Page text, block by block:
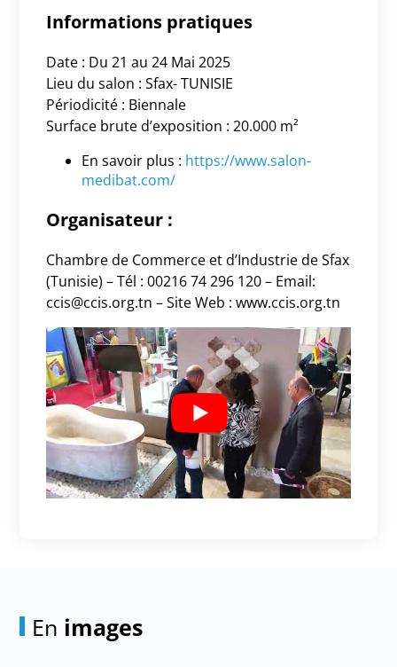
Informations pratiques
Date : Du 21 au 24 Mai 2025
Lieu du salon : Sfax- TUNISIE
Périodicité : Biennale
Surface brute d’exposition : 20.000 m²
En savoir plus : https://www.salon-
medibat.com/
Organisateur :
Chambre de Commerce et d’Industrie de Sfax
(Tunisie) –Tél : 00216 74 296 120 – Email:
ccis@ccis.org.tn –Site Web : www.ccis.org.tn
En images